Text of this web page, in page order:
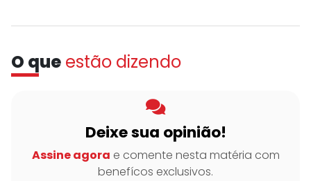
O que estão dizendo
Deixe sua opinião!
Assine agora e comente nesta matéria com
benefícos exclusivos.